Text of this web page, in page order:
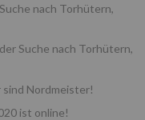
nach Torhütern,
Suche nach Torhütern,
sind Nordmeister!
ist online!